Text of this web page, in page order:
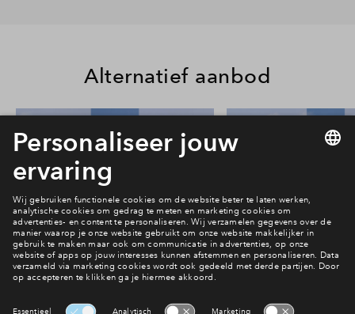
Alternatief aanbod
24
#013
In optie
€ 624.000 v.o.n.
#015
€ 614.000